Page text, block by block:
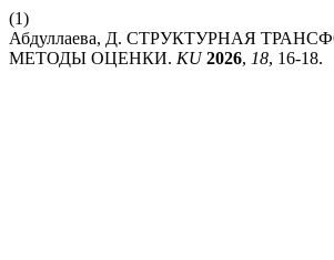
(1)
Абдуллаева, Д. СТРУКТУРНАЯ
МЕТОДЫ ОЦЕНКИ. KU 2026, 18, 16-18.